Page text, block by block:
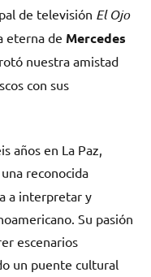
de televisión El Ojo
eterna de Mercedes
nuestra amistad
con sus
años en La Paz,
reconocida
a interpretar y
Su pasión
escenarios
un puente cultural